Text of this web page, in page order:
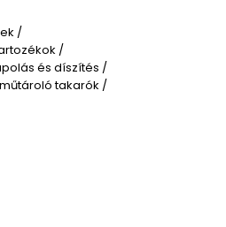
/
/
és díszítés /
takarók /